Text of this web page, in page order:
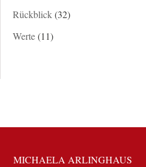
Rückblick(32)
Werte(11)
MICHAELA ARLINGHAUS